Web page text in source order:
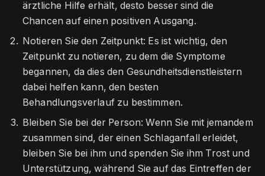
ärztliche Hilfe erhält, desto besser sind die
Chancen auf einen positiven Ausgang.
Notieren Sie den Zeitpunkt: Es ist wichtig, den
Zeitpunkt zu notieren, zu dem die Symptome
begannen, da dies den Gesundheitsdienstleistern
dabei helfen kann, den besten
Behandlungsverlauf zu bestimmen.
Bleiben Sie bei der Person: Wenn Sie mit jemandem
zusammen sind, der einen Schlaganfall erleidet,
bleiben Sie bei ihm und spenden Sie ihm Trost und
Unterstützung, während Sie auf das Eintreffen der